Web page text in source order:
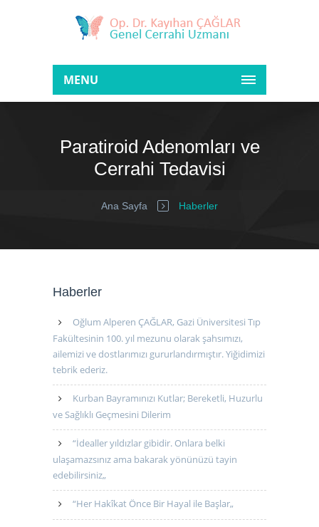
MENU
Paratiroid Adenomları ve
Cerrahi Tedavisi
Ana Sayfa Haberler
Haberler
Oğlum Alperen ÇAĞLAR, Gazi Üniversitesi Tıp
Fakültesinin 100. yıl mezunu olarak şahsımızı,
ailemizi ve dostlarımızı gururlandırmıştır. Yiğidimizi
tebrik ederiz.
Kurban Bayramınızı Kutlar; Bereketli, Huzurlu
ve Sağlıklı Geçmesini Dilerim
“İdealler yıldızlar gibidir. Onlara belki
ulaşamazsınız ama bakarak yönünüzü tayin
edebilirsiniz„
“Her Hakîkat Önce Bir Hayal ile Başlar„